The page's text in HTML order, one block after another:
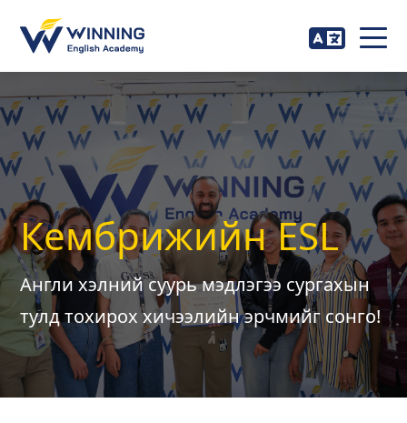
Кембрижийн ESL
Англи хэлний суурь мэдлэгээ сургахын
тулд тохирох хичээлийн эрчмийг сонго!